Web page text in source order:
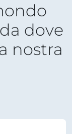
dove
nostra